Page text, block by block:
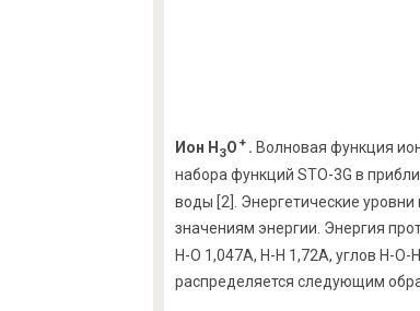
Ион Н 3О + . Волновая функция
набора функций STO-3G в
воды [2]. Энергетические
значениям энергии. Энергия
Н-О 1,047А, Н-Н 1,72А, углов Н-О-
распределяется следующим